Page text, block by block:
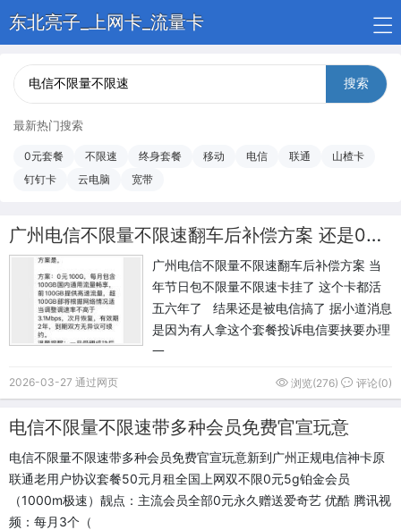
东北亮子_上网卡_流量卡
搜索
最新热门搜索
0元套餐 不限速 终身套餐 移动 电信 联通
山楂卡
钉钉卡
云电脑 宽带
广州电信不限量不限速翻车后补偿方案 还是0元套餐哦
广州电信不限量不限速翻车后补偿方案 当
年节日包不限量不限速卡挂了 这个卡都活
五六年了 结果还是被电信搞了 据小道消息
是因为有人拿这个套餐投诉电信要挟要办理
一
2026-03-27 通过网页 浏览(276) 评论(0)
电信不限量不限速带多种会员免费官宣玩意
电信不限量不限速带多种会员免费官宣玩意新到广州正规电信神卡原
联通老用户协议套餐50元月租全国上网双不限0元5g铂金会员
（1000m极速）靓点：主流会员全部0元永久赠送爱奇艺 优酷 腾讯视
频：每月3个（